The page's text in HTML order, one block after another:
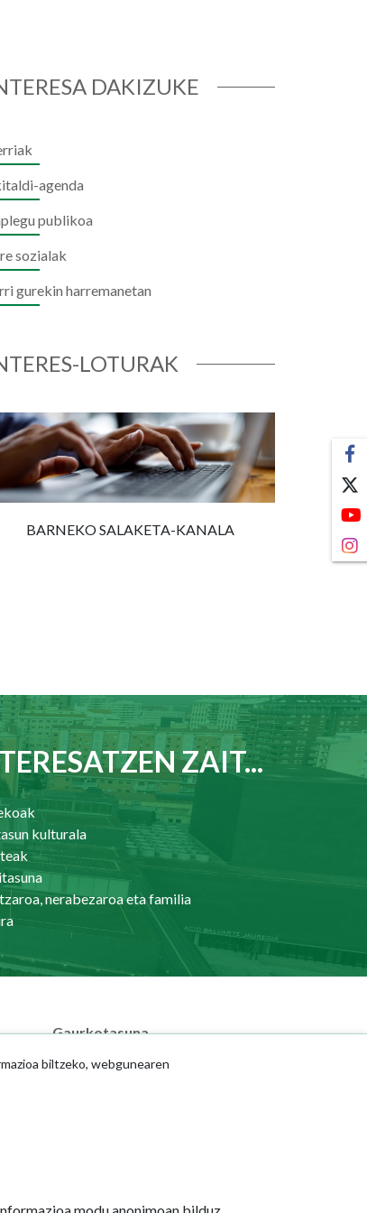
DAKIZUKE
agenda
publikoa
sozialak
gurekin harremanetan
LOTURAK
BARNEKO SALAKETA-KANALA
ZAIT...
kulturala
nerabezaroa eta familia
Gaurkotasuna
Berriak
biltzeko, webgunearen